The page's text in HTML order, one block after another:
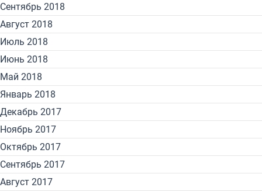
Сентябрь 2018
Август 2018
Июль 2018
Июнь 2018
Май 2018
Январь 2018
Декабрь 2017
Ноябрь 2017
Октябрь 2017
Сентябрь 2017
Август 2017